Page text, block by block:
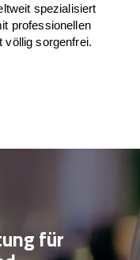
spezialisiert
professionellen
völlig sorgenfrei.
für